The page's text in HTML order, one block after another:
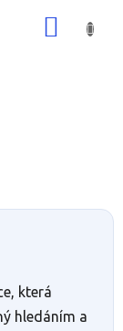
která
hledáním a